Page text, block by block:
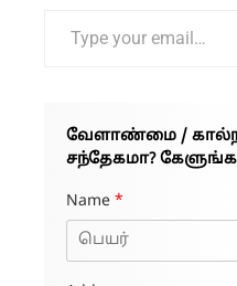
வேளாண்மை /
சந்தேகமா?
Name *